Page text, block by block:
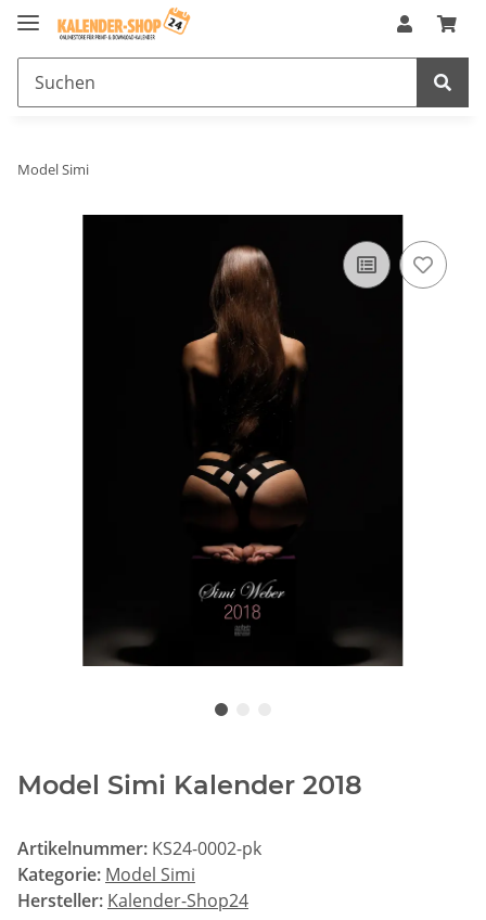
Model Simi
Model Simi Kalender 2018
Artikelnummer: KS24-0002-pk
Kategorie: Model Simi
Hersteller: Kalender-Shop24